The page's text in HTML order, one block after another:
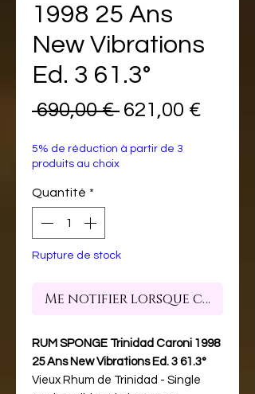
1998 25 Ans
New Vibrations
Ed. 3 61.3°
690,00 € Prix
621,00 €
5% de réduction à partir de 3
produits au choix
Quantité *
Rupture de stock
Me notifier lorsque cet
RUM SPONGE Trinidad Caroni 1998
25 Ans New Vibrations Ed. 3 61.3°
Vieux Rhum de Trinidad - Single